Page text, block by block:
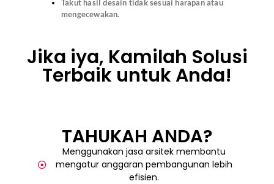
Takut hasil desain tidak sesuai harapan atau
mengecewakan.
Jika iya, Kamilah Solusi
Terbaik untuk Anda!
TAHUKAH ANDA?
Menggunakan jasa arsitek membantu
mengatur anggaran pembangunan lebih
efisien.